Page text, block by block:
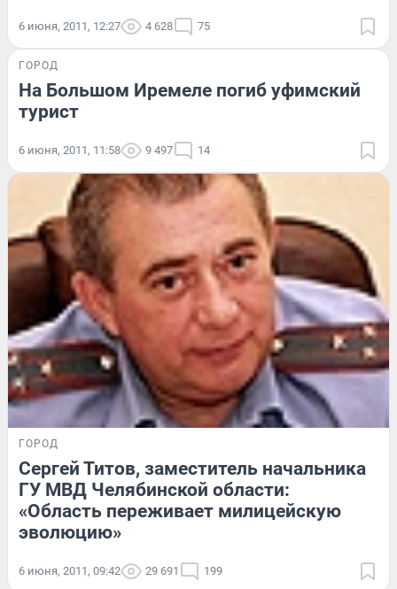
6 июня, 2011, 12:27 4 628 75
ГОРОД
На Большом Иремеле погиб уфимский
турист
6 июня, 2011, 11:58 9 497 14
ГОРОД
Сергей Титов, заместитель начальника
ГУ МВД Челябинской области:
«Область переживает милицейскую
эволюцию»
6 июня, 2011, 09:42 29 691 199